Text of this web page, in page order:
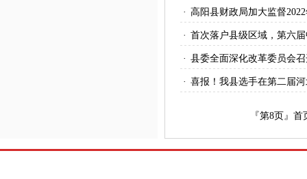
· 高阳县财政局加大监督
· 首次落户县级区域，第六
· 县委全面深化改革委员会
· 喜报！我县选手在第二届
『第8页』 首